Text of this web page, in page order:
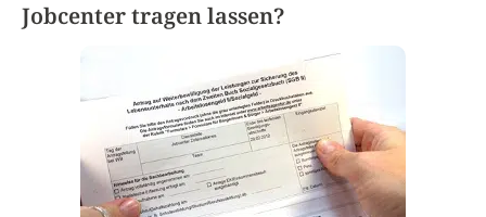
Jobcenter tragen lassen?